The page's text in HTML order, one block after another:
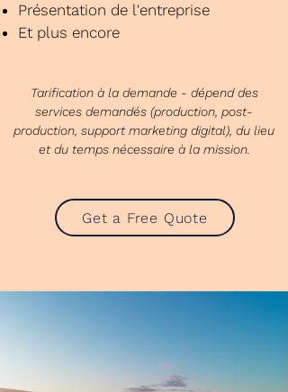
Présentation de l'entreprise
Et plus encore
Tarification à la demande - dépend des
services demandés (production, post-
production, support marketing digital), du lieu
et du temps nécessaire à la mission.
Get a Free Quote